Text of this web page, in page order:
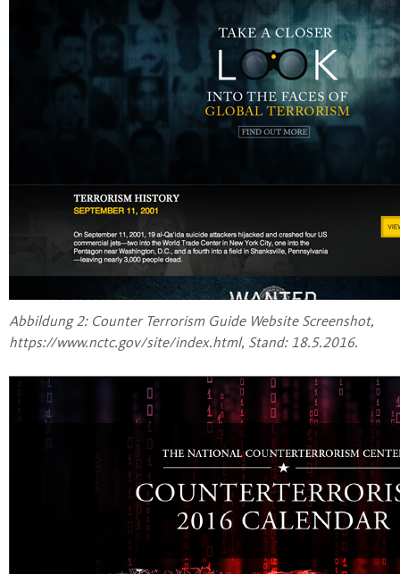
Abbil­dung 2: Coun­ter Ter­ro­rism Gui­de Web­site Screen­shot,
https://www.nctc.gov/site/index.html, Stand: 18.5.2016.